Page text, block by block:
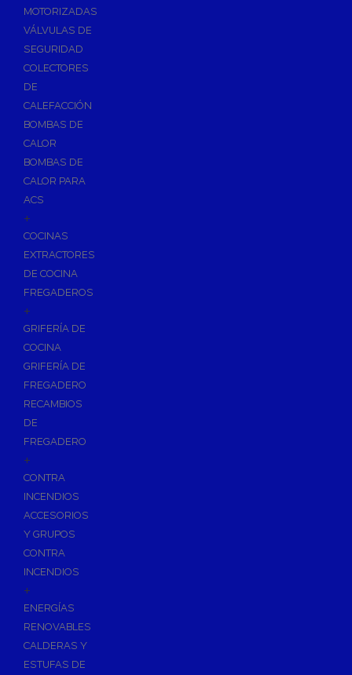
MOTORIZADAS
VÁLVULAS DE
SEGURIDAD
COLECTORES
DE
CALEFACCIÓN
BOMBAS DE
CALOR
BOMBAS DE
CALOR PARA
ACS
+
COCINAS
EXTRACTORES
DE COCINA
FREGADEROS
+
GRIFERÍA DE
COCINA
GRIFERÍA DE
FREGADERO
RECAMBIOS
DE
FREGADERO
+
CONTRA
INCENDIOS
ACCESORIOS
Y GRUPOS
CONTRA
INCENDIOS
+
ENERGÍAS
RENOVABLES
CALDERAS Y
ESTUFAS DE